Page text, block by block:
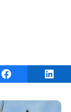
Share on Facebook